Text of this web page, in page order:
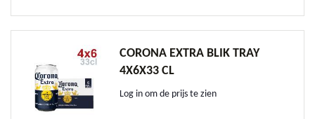
CORONA EXTRA BLIK TRAY
4X6X33 CL
Log in om de prijs te zien